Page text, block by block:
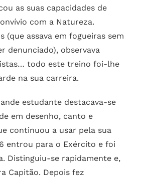
as suas capacidades de
com a Natureza.
(que assava em fogueiras sem
denunciado), observava
todo este treino foi-lhe
na sua carreira.
estudante destacava-se
em desenho, canto e
continuou a usar pela sua
entrou para o Exército e foi
Distinguiu-se rapidamente e,
Capitão. Depois fez